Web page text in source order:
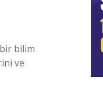
bilim
ve